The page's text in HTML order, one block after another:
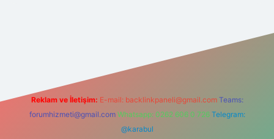
Reklam ve İletişim: E-mail: backlinkpaneli@gmail.com Teams:
forumhizmeti@gmail.com Whatsapp: 0262 606 0 726 Telegram:
@karabul